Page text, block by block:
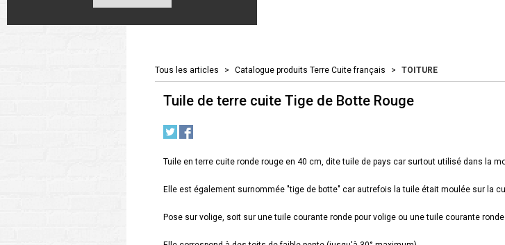
Catalogue
Tous les articles > Catalogue produits Terre Cuite français > TOITURE
Tuile de terre cuite Tige de Botte Rouge
Tuile en terre cuite ronde rouge en 40 cm, dite tuile de pays car surtout utilisé dans la
Elle est également surnommée "tige de botte" car autrefois la tuile était moulée sur la
Pose sur volige, soit sur une tuile courante ronde pour volige ou une tuile courante